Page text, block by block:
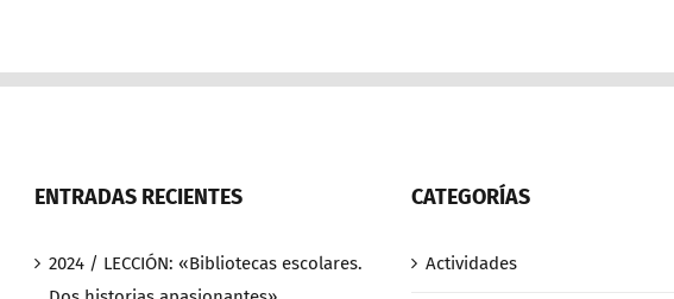
ENTRADAS RECIENTES
2024 / LECCIÓN: «Bibliotecas escolares.
CATEGORÍAS
Actividades